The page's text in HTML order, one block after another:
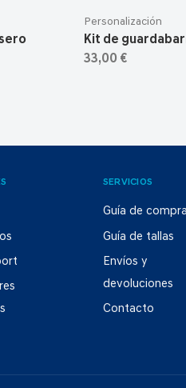
Personalización
Kit de
33,00 €
SERVICIOS
Guía de
Guía de tallas
Envíos y
devoluciones
Contacto